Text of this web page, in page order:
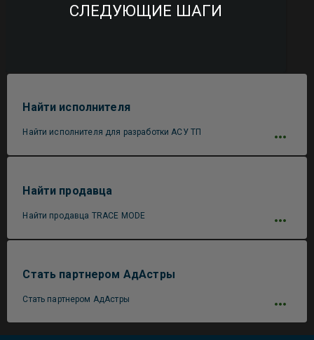
СЛЕДУЮЩИЕ ШАГИ
Найти исполнителя
Найти исполнителя для разработки АСУ ТП
Найти продавца
Найти продавца TRACE MODE
Стать партнером АдАстры
Стать партнером АдАстры